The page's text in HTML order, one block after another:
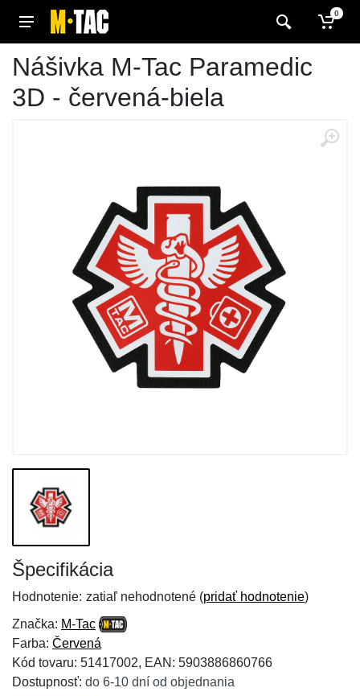
0
Nášivka M-Tac Paramedic
3D - červená-biela
Špecifikácia
Hodnotenie: zatiaľ nehodnotené (pridať hodnotenie)
Značka: M-Tac
Farba: Červená
Kód tovaru: 51417002, EAN: 5903886860766
Dostupnosť: do 6-10 dní od objednania